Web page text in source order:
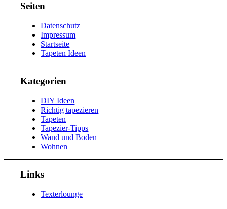
Seiten
Datenschutz
Impressum
Startseite
Tapeten Ideen
Kategorien
DIY Ideen
Richtig tapezieren
Tapeten
Tapezier-Tipps
Wand und Boden
Wohnen
Links
Texterlounge